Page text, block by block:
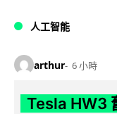
人工智能
arthur 6 小時
Tesla HW3